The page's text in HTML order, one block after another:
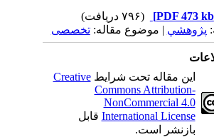
| موضوع مقاله:تخصصی
این مقاله تحت شرایطCreative
Commons Attribution-
NonCommercial 4.0
International Licenseقابل
بازنشر است.